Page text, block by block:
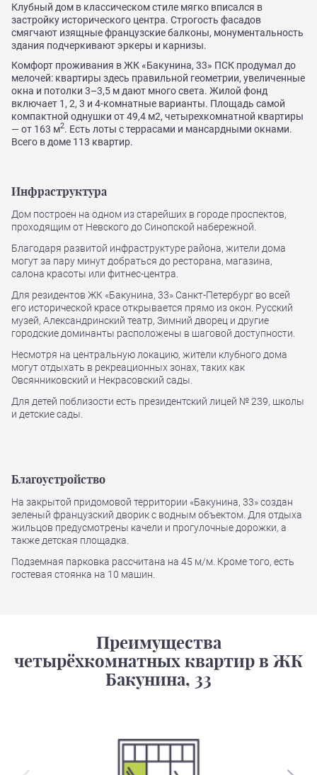
Клубный дом в классическом стиле мягко вписался в
застройку исторического центра. Строгость фасадов
смягчают изящные французские балконы, монументальность
здания подчеркивают эркеры и карнизы.
Комфорт проживания в ЖК «Бакунина, 33» ПСК продумал до
мелочей: квартиры здесь правильной геометрии, увеличенные
окна и потолки 3–3,5 м дают много света. Жилой фонд
включает 1, 2, 3 и 4-комнатные варианты. Площадь самой
компактной однушки от 49,4 м2, четырехкомнатной квартиры
— от 163 м2. Есть лоты с террасами и мансардными окнами.
Всего в доме 113 квартир.
Инфраструктура
Дом построен на одном из старейших в городе проспектов,
проходящим от Невского до Синопской набережной.
Благодаря развитой инфраструктуре района, жители дома
могут за пару минут добраться до ресторана, магазина,
салона красоты или фитнес-центра.
Для резидентов ЖК «Бакунина, 33» Санкт-Петербург во всей
его исторической красе открывается прямо из окон. Русский
музей, Александринский театр, Зимний дворец и другие
городские доминанты расположены в шаговой доступности.
Несмотря на центральную локацию, жители клубного дома
могут отдыхать в рекреационных зонах, таких как
Овсянниковский и Некрасовский сады.
Для детей поблизости есть президентский лицей № 239, школы
и детские сады.
Благоустройство
На закрытой придомовой территории «Бакунина, 33» создан
зеленый французский дворик с водным объектом. Для отдыха
жильцов предусмотрены качели и прогулочные дорожки, а
также детская площадка.
Подземная парковка рассчитана на 45 м/м. Кроме того, есть
гостевая стоянка на 10 машин.
Преимущества
четырёхкомнатных квартир в ЖК
Бакунина, 33